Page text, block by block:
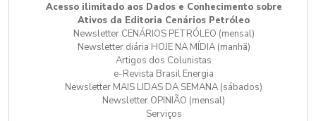
Acesso ilimitado aos Dados e Conhecimento sobre
Ativos da Editoria Cenários Petróleo
Newsletter CENÁRIOS PETRÓLEO (mensal)
Newsletter diária HOJE NA MÍDIA (manhã)
Artigos dos Colunistas
e-Revista Brasil Energia
Newsletter MAIS LIDAS DA SEMANA (sábados)
Newsletter OPINIÃO (mensal)
Serviços